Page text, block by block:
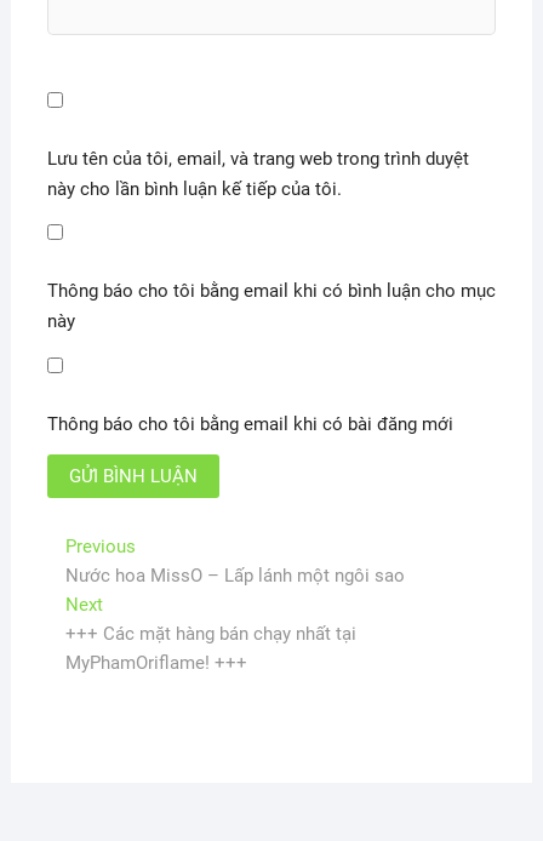
Lưu tên của tôi, email, và trang web trong trình duyệt
này cho lần bình luận kế tiếp của tôi.
Thông báo cho tôi bằng email khi có bình luận cho mục
này
Thông báo cho tôi bằng email khi có bài đăng mới
Điều
hướng
bài
viết
PreviousPrevious
post:
Nước hoa MissO – Lấp lánh một ngôi sao
NextNext
post:
+++ Các mặt hàng bán chạy nhất tại
MyPhamOriflame! +++